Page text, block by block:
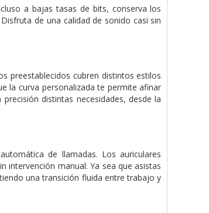
a bajas tasas de bits, conserva los
de una calidad de sonido casi sin
preestablecidos cubren distintos estilos
la curva personalizada te permite afinar
distintas necesidades, desde la
de llamadas. Los auriculares
intervención manual. Ya sea que asistas
una transición fluida entre trabajo y